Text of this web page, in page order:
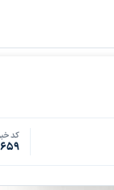
کد خبر